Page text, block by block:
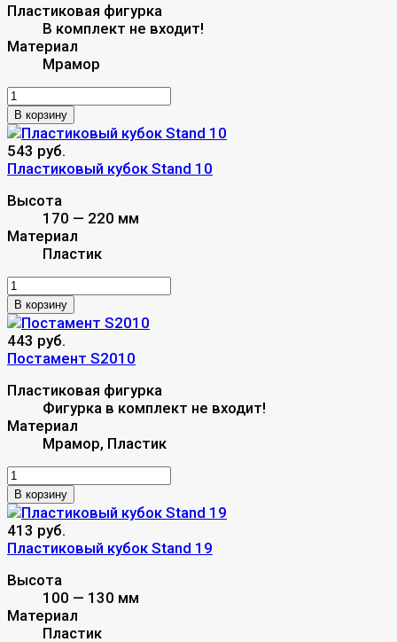
Пластиковая фигурка
В комплект не входит!
Материал
Мрамор
В корзину
543 руб.
Пластиковый кубок Stand 10
Высота
170 — 220 мм
Материал
Пластик
В корзину
443 руб.
Постамент S2010
Пластиковая фигурка
Фигурка в комплект не входит!
Материал
Мрамор, Пластик
В корзину
413 руб.
Пластиковый кубок Stand 19
Высота
100 — 130 мм
Материал
Пластик